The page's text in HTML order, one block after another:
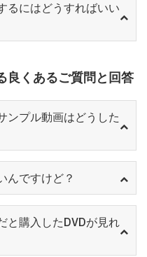
るにはどうすればいい
良くあるご質問と回答
ンプル動画はどうした
んですけど？
と購入したDVDが見れ